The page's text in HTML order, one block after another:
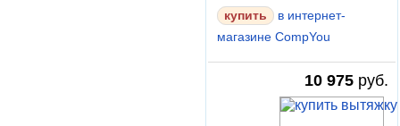
в интернет-
магазине CompYou
10 975 руб.